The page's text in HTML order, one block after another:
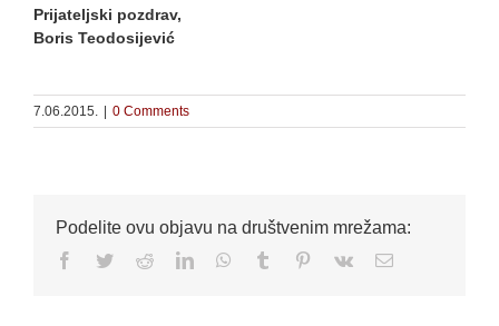
Prijateljski pozdrav,
Boris Teodosijević
7.06.2015. 0 Comments
Podelite ovu objavu na društvenim mrežama:
Facebook
TwitterRedditLinkedInWhatsApp
Tumblr Pinterest
Vk Email